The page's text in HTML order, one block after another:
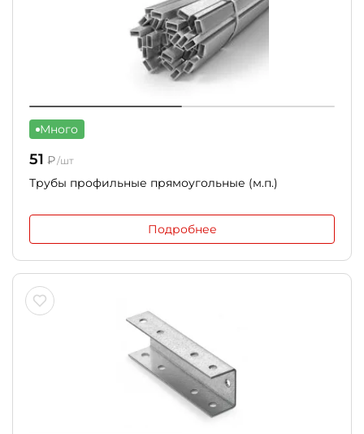
Много
51 ₽/шт
Трубы профильные прямоугольные (м.п.)
Подробнее